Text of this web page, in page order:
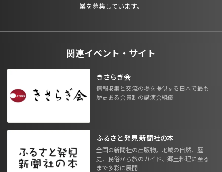
業を募集しています。
関連イベント・サイト
きさらぎ会
情報収集と交流の場を提供する日本で最も
歴史ある会員制の講演会組織
ふるさと発見 新聞社の本
全国の新聞社の出版物。地域の自然、歴
史、民俗から旅のガイド、郷土料理に至る
まで多彩に展開